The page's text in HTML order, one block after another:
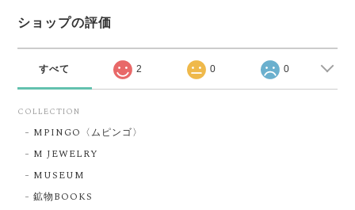
ショップの評価
すべて 2 0 0
COLLECTION
MPINGO〈ムピンゴ〉
M JEWELRY
MUSEUM
鉱物BOOKS